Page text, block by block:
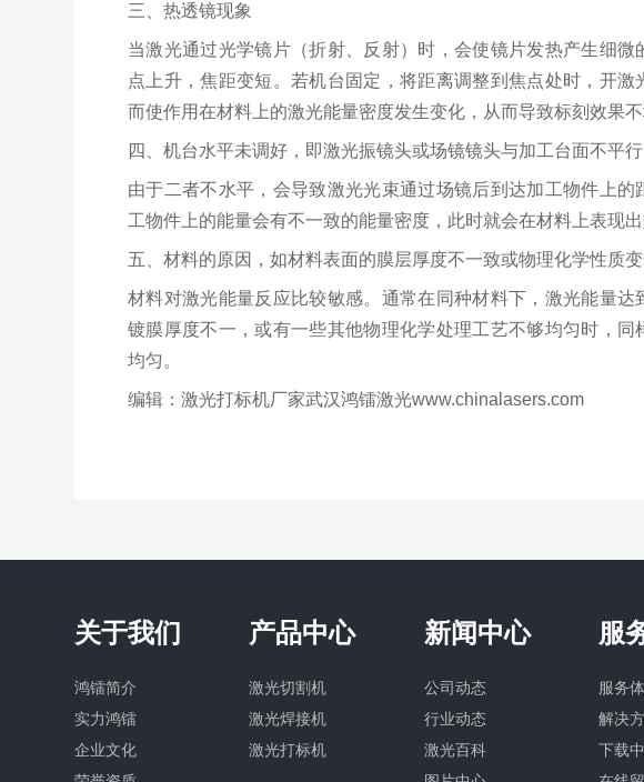
三、热透镜现象
当激光通过光学镜片（折射、反射）时，会使镜片发热产生细
点上升，焦距变短。若机台固定，将距离调整到焦点处时，开激
而使作用在材料上的激光能量密度发生变化，从而导致标刻效
四、机台水平未调好，即激光振镜头或场镜镜头与加工台面不平行
由于二者不水平，会导致激光光束通过场镜后到达加工物件上
工物件上的能量会有不一致的能量密度，此时就会在材料上表现
五、材料的原因，如材料表面的膜层厚度不一致或物理化学性质
材料对激光能量反应比较敏感。通常在同种材料下，激光能量
镀膜厚度不一，或有一些其他物理化学处理工艺不够均匀时，同
均匀。
编辑：激光打标机厂家武汉鸿镭激光www.chinalasers.com
关于我们
鸿镭简介
实力鸿镭
企业文化
产品中心
激光切割机
激光焊接机
激光打标机
新闻中心
公司动态
行业动态
激光百科
服
服务
解决
下载